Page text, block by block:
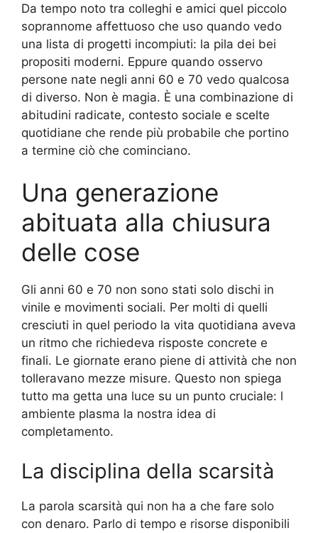
Da tempo noto tra colleghi e amici quel piccolo
soprannome affettuoso che uso quando vedo
una lista di progetti incompiuti: la pila dei bei
propositi moderni. Eppure quando osservo
persone nate negli anni 60 e 70 vedo qualcosa
di diverso. Non è magia. È una combinazione di
abitudini radicate, contesto sociale e scelte
quotidiane che rende più probabile che portino
a termine ciò che cominciano.
Una generazione
abituata alla chiusura
delle cose
Gli anni 60 e 70 non sono stati solo dischi in
vinile e movimenti sociali. Per molti di quelli
cresciuti in quel periodo la vita quotidiana aveva
un ritmo che richiedeva risposte concrete e
finali. Le giornate erano piene di attività che non
tolleravano mezze misure. Questo non spiega
tutto ma getta una luce su un punto cruciale: l
ambiente plasma la nostra idea di
completamento.
La disciplina della scarsità
La parola scarsità qui non ha a che fare solo
con denaro. Parlo di tempo e risorse disponibili